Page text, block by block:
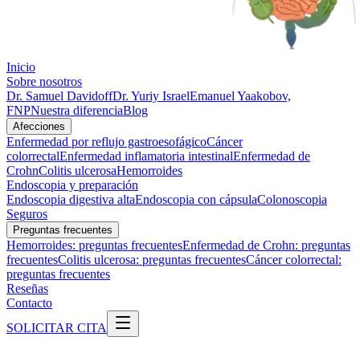
Inicio
Sobre nosotros
Dr. Samuel DavidoffDr. Yuriy IsraelEmanuel Yaakobov,
FNPNuestra diferenciaBlog
Afecciones
Enfermedad por reflujo gastroesofágicoCáncer
colorrectalEnfermedad inflamatoria intestinalEnfermedad de
CrohnColitis ulcerosaHemorroides
Endoscopia y preparación
Endoscopia digestiva altaEndoscopia con cápsulaColonoscopia
Seguros
Preguntas frecuentes
Hemorroides: preguntas frecuentesEnfermedad de Crohn: preguntas
frecuentesColitis ulcerosa: preguntas frecuentesCáncer colorrectal:
preguntas frecuentes
Reseñas
Contacto
SOLICITAR CITA